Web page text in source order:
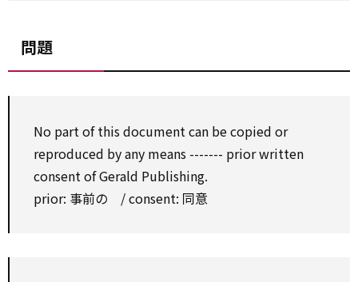
問題
No part of this document can be copied or
reproduced by any means ------- prior written
consent of Gerald Publishing.
prior: 事前の / consent: 同意